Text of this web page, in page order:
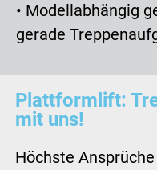
• Modellabhängig
gerade
Plattformlift:
mit uns!
Höchste